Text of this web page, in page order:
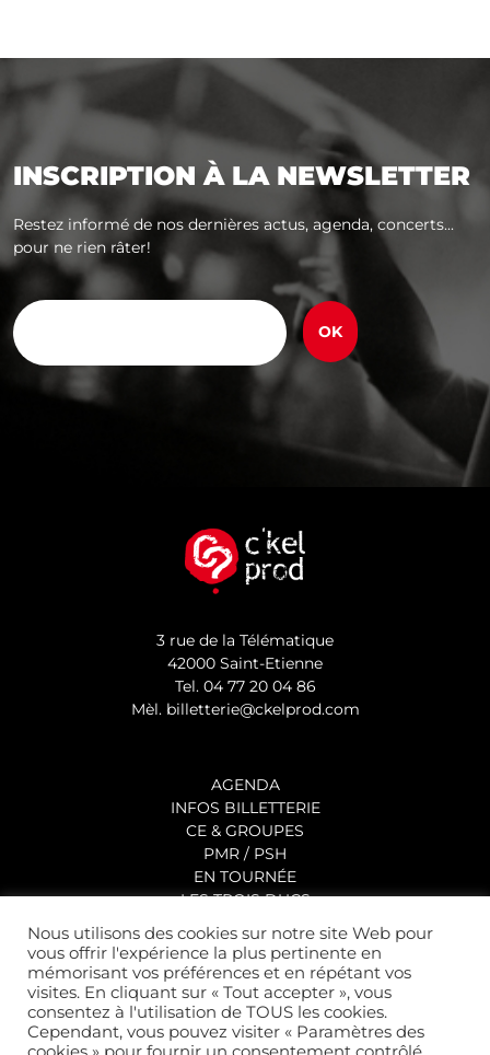
INSCRIPTION À LA NEWSLETTER
Restez informé de nos dernières actus, agenda, concerts...
pour ne rien râter!
E-
mail
(Nécessaire)
3 rue de la Télématique
42000 Saint-Etienne
Tel. 04 77 20 04 86
Mèl. billetterie@ckelprod.com
AGENDA
INFOS BILLETTERIE
CE & GROUPES
PMR / PSH
EN TOURNÉE
LES TROIS DUCS
Nous utilisons des cookies sur notre site Web pour
vous offrir l'expérience la plus pertinente en
mémorisant vos préférences et en répétant vos
visites. En cliquant sur « Tout accepter », vous
consentez à l'utilisation de TOUS les cookies.
Cependant, vous pouvez visiter « Paramètres des